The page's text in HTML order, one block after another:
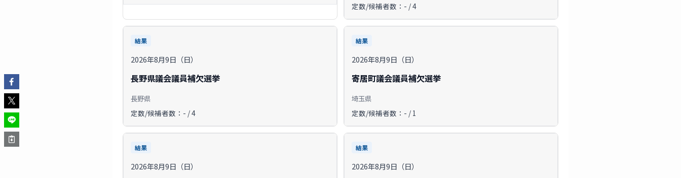
定数/候補者数：- / 4
結果
2026年8月9日（日）
長野県議会議員補欠選挙
長野県
定数/候補者数：- / 4
結果
2026年8月9日（日）
寄居町議会議員補欠選挙
埼玉県
定数/候補者数：- / 1
結果
2026年8月9日（日）
結果
2026年8月9日（日）